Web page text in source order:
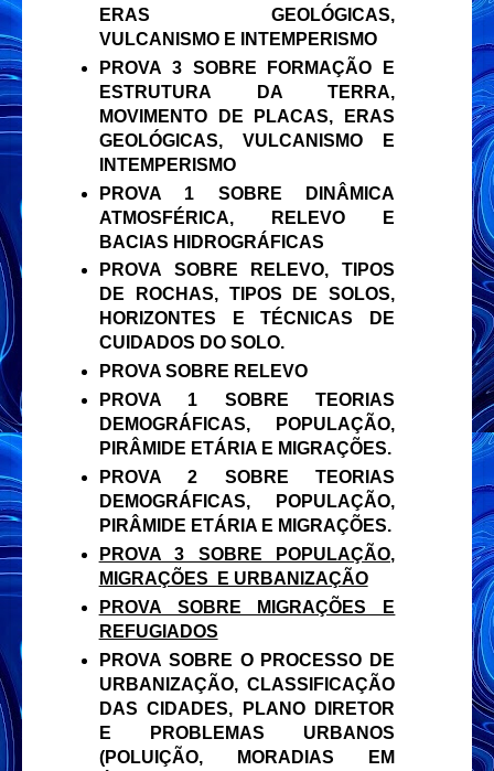
ERAS GEOLÓGICAS,
VULCANISMO E INTEMPERISMO
PROVA 3 SOBRE FORMAÇÃO E
ESTRUTURA DA TERRA,
MOVIMENTO DE PLACAS, ERAS
GEOLÓGICAS, VULCANISMO E
INTEMPERISMO
PROVA 1 SOBRE DINÂMICA
ATMOSFÉRICA, RELEVO E
BACIAS HIDROGRÁFICAS
PROVA SOBRE RELEVO, TIPOS
DE ROCHAS, TIPOS DE SOLOS,
HORIZONTES E TÉCNICAS DE
CUIDADOS DO SOLO.
PROVA SOBRE RELEVO
PROVA 1 SOBRE TEORIAS
DEMOGRÁFICAS, POPULAÇÃO,
PIRÂMIDE ETÁRIA E MIGRAÇÕES.
PROVA 2 SOBRE TEORIAS
DEMOGRÁFICAS, POPULAÇÃO,
PIRÂMIDE ETÁRIA E MIGRAÇÕES.
PROVA 3 SOBRE POPULAÇÃO,
MIGRAÇÕES E URBANIZAÇÃO
PROVA SOBRE MIGRAÇÕES E
REFUGIADOS
PROVA SOBRE O PROCESSO DE
URBANIZAÇÃO, CLASSIFICAÇÃO
DAS CIDADES, PLANO DIRETOR
E PROBLEMAS URBANOS
(POLUIÇÃO, MORADIAS EM